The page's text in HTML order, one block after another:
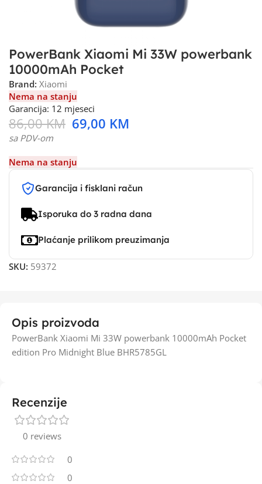
PowerBank Xiaomi Mi 33W powerbank
10000mAh Pocket
Brand: Xiaomi
Nema na stanju
Garancija: 12 mjeseci
86,00KM 69,00 KM
sa PDV-om
Nema na stanju
Garancija i fisklani račun
Isporuka do 3 radna dana
Plaćanje prilikom preuzimanja
SKU: 59372
Opis proizvoda
PowerBank Xiaomi Mi 33W powerbank 10000mAh Pocket
edition Pro Midnight Blue BHR5785GL
Recenzije
0 reviews
0
0